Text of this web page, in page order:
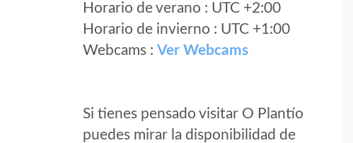
Horario de verano : UTC +2:00
Horario de invierno : UTC +1:00
Webcams : Ver Webcams
Si tienes pensado visitar O Plantío
puedes mirar la disponibilidad de